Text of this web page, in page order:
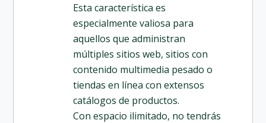
Esta característica es
especialmente valiosa para
aquellos que administran
múltiples sitios web, sitios con
contenido multimedia pesado o
tiendas en línea con extensos
catálogos de productos.
Con espacio ilimitado, no tendrás